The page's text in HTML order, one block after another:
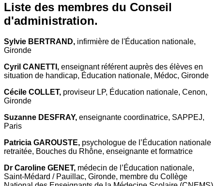
Liste des membres du Conseil
d'administration.
Sylvie BERTRAND, infirmière de l'Éducation nationale,
Gironde
Cyril CANETTI, enseignant référent auprès des élèves en
situation de handicap, Éducation nationale, Médoc, Gironde
Cécile COLLET, proviseur LP, Éducation nationale, Cenon,
Gironde
Suzanne DESFRAY, enseignante coordinatrice, SAPPEJ,
Paris
Patricia GAROUSTE, psychologue de l’Éducation nationale
retraitée, Bouches du Rhône, enseignante et formatrice
Dr Caroline GENET, médecin de l’Éducation nationale,
Saint-Médard / Pauillac, Gironde, membre du Collège